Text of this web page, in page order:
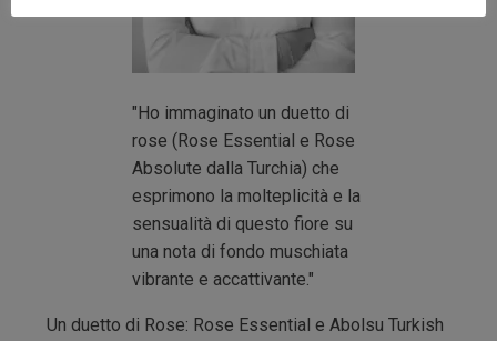
"Ho immaginato un duetto di
rose (Rose Essential e Rose
Absolute dalla Turchia) che
esprimono la molteplicità e la
sensualità di questo fiore su
una nota di fondo muschiata
vibrante e accattivante."
Un duetto di Rose: Rose Essential e Abolsu Turkish